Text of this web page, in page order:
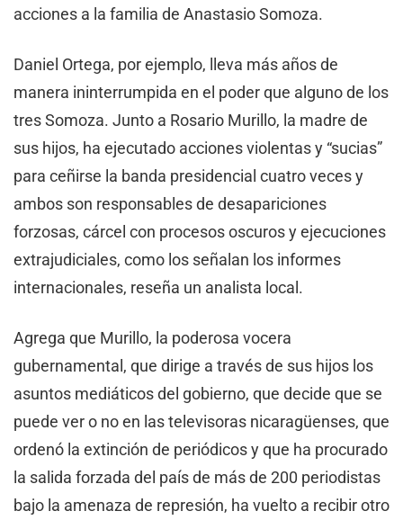
acciones a la familia de Anastasio Somoza.
Daniel Ortega, por ejemplo, lleva más años de
manera ininterrumpida en el poder que alguno de los
tres Somoza. Junto a Rosario Murillo, la madre de
sus hijos, ha ejecutado acciones violentas y “sucias”
para ceñirse la banda presidencial cuatro veces y
ambos son responsables de desapariciones
forzosas, cárcel con procesos oscuros y ejecuciones
extrajudiciales, como los señalan los informes
internacionales, reseña un analista local.
Agrega que Murillo, la poderosa vocera
gubernamental, que dirige a través de sus hijos los
asuntos mediáticos del gobierno, que decide que se
puede ver o no en las televisoras nicaragüenses, que
ordenó la extinción de periódicos y que ha procurado
la salida forzada del país de más de 200 periodistas
bajo la amenaza de represión, ha vuelto a recibir otro